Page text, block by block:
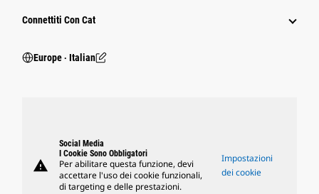
Connettiti Con Cat
Europe ‧ Italian
warning
Social Media
I Cookie Sono Obbligatori
Per abilitare questa funzione, devi
accettare l'uso dei cookie funzionali,
di targeting e delle prestazioni.
Impostazioni
dei cookie